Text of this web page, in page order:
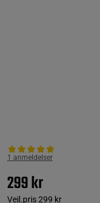
1 anmeldelser
299 kr
Veil.pris299 kr